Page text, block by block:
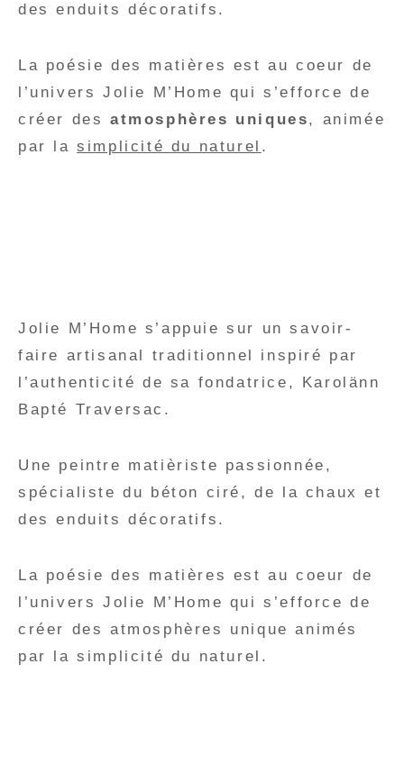
des enduits décoratifs.
La poésie des matières est au coeur de
l’univers Jolie M’Home qui s’efforce de
créer des atmosphères uniques, animée
par lasimplicité du naturel .
Jolie M’Home s’appuie sur un savoir-
faire artisanal traditionnel inspiré par
l’authenticité de sa fondatrice, Karolänn
Bapté Traversac.
Une peintre matièriste passionnée,
spécialiste du béton ciré, de la chaux et
des enduits décoratifs.
La poésie des matières est au coeur de
l’univers Jolie M’Home qui s’efforce de
créer des atmosphères unique animés
par la simplicité du naturel.